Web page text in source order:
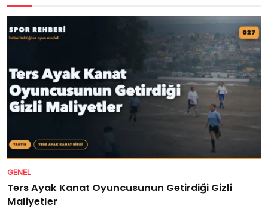
GENEL
Ters Ayak Kanat Oyuncusunun Getirdiği Gizli
Maliyetler